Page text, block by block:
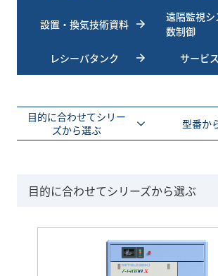
設置・換気技術資料
遠隔監視
数制御
レシーバタンク
サービ
目的に合わせてシリー
ズから選ぶ
型番か
目的に合わせてシリーズから選ぶ